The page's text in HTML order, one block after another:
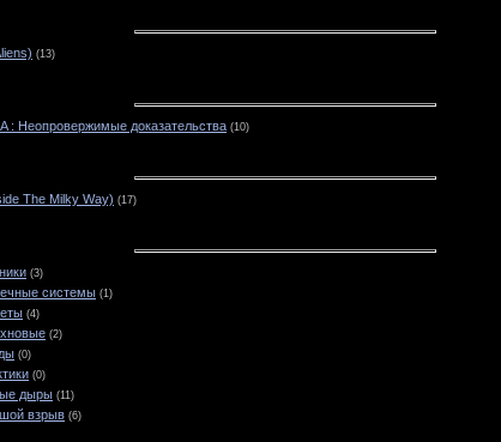
(13)
: Неопровержимые доказательства (10)
The Milky Way) (17)
(3)
системы (1)
(4)
(2)
(0)
(0)
дыры (11)
взрыв (6)